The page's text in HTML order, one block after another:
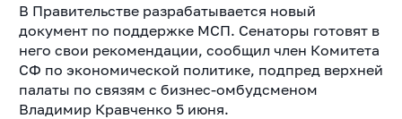
В Правительстве разрабатывается новый
документ по поддержке МСП. Сенаторы готовят в
него свои рекомендации, сообщил член Комитета
СФ по экономической политике, подпред верхней
палаты по связям с бизнес-омбудсменом
Владимир Кравченко 5 июня.